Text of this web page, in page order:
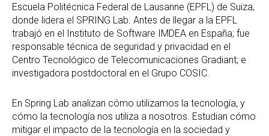
Escuela Politécnica Federal de Lausanne (EPFL) de Suiza,
donde lidera el SPRING Lab. Antes de llegar a la EPFL
trabajó en el Instituto de Software IMDEA en España; fue
responsable técnica de seguridad y privacidad en el
Centro Tecnológico de Telecomunicaciones Gradiant; e
investigadora postdoctoral en el Grupo COSIC.
En Spring Lab analizan cómo utilizamos la tecnología, y
cómo la tecnología nos utiliza a nosotros. Estudian cómo
mitigar el impacto de la tecnología en la sociedad y